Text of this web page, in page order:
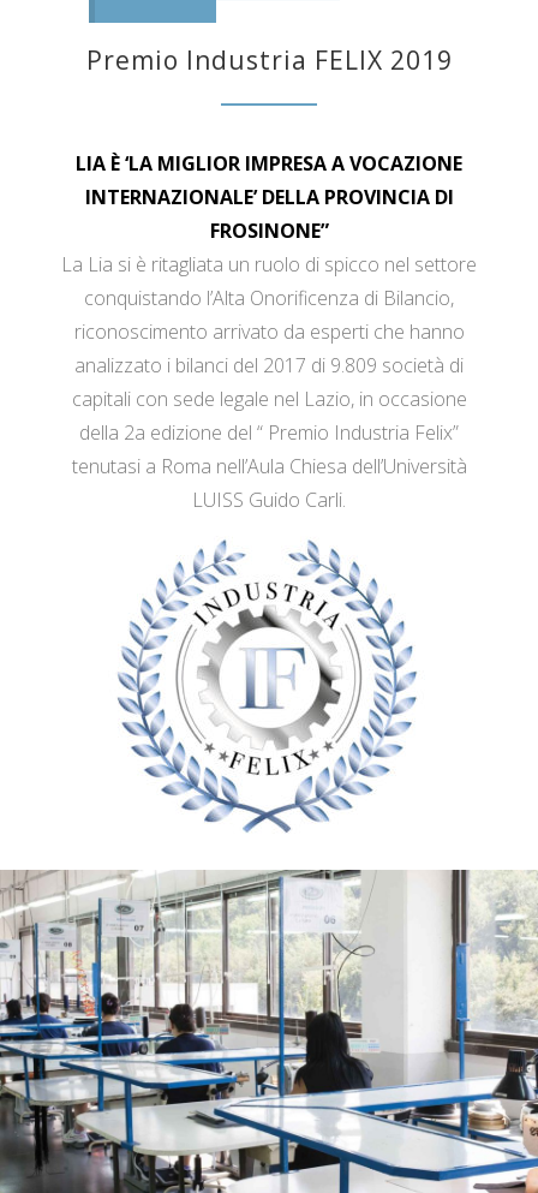
Premio Industria FELIX 2019
LIA È ‘LA MIGLIOR IMPRESA A VOCAZIONE
INTERNAZIONALE’ DELLA PROVINCIA DI
FROSINONE”
La Lia si è ritagliata un ruolo di spicco nel settore
conquistando l’Alta Onorificenza di Bilancio,
riconoscimento arrivato da esperti che hanno
analizzato i bilanci del 2017 di 9.809 società di
capitali con sede legale nel Lazio, in occasione
della 2a edizione del “ Premio Industria Felix”
tenutasi a Roma nell’Aula Chiesa dell’Università
LUISS Guido Carli.